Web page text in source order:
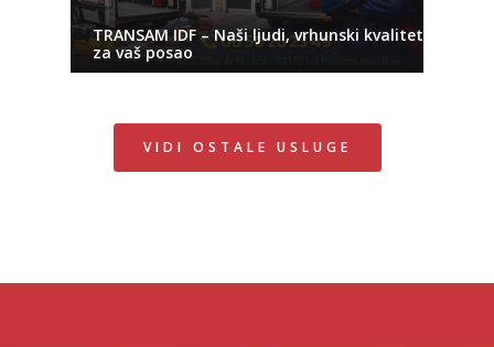
TRANSAM IDF – Naši ljudi, vrhunski kvalitet
za vaš posao
VIDI OSTALE USLUGE